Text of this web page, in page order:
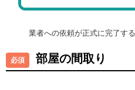
業者への依頼が正式に完了す
部屋の間取り